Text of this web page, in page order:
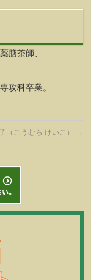
膳茶師、
攻科卒業。
（こうむら けいこ） →